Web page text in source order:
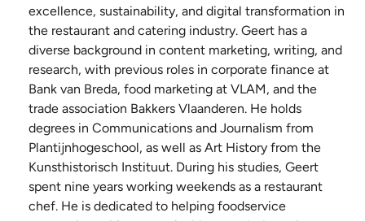
excellence, sustainability, and digital transformation in
the restaurant and catering industry. Geert has a
diverse background in content marketing, writing, and
research, with previous roles in corporate finance at
Bank van Breda, food marketing at VLAM, and the
trade association Bakkers Vlaanderen. He holds
degrees in Communications and Journalism from
Plantijnhogeschool, as well as Art History from the
Kunsthistorisch Instituut. During his studies, Geert
spent nine years working weekends as a restaurant
chef. He is dedicated to helping foodservice